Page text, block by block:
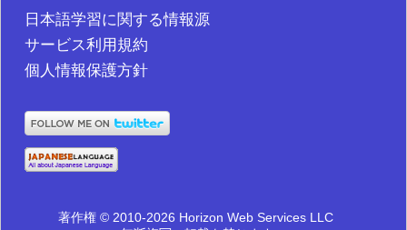
日本語学習に関する情報源
サービス利用規約
個人情報保護方針
著作権 © 2010-2026 Horizon Web Services LLC